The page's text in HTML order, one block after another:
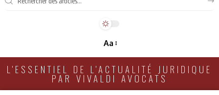
Aa
L'ESSENTIEL DE L'ACTUALITÉ JURIDIQUE
PAR VIVALDI AVOCATS